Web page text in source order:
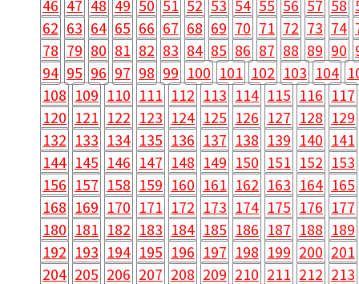
46 47 48 49 50 51 52 53 54 55 56 57 58
62 63 64 65 66 67 68 69 70 71 72 73 74
78 79 80 81 82 83 84 85 86 87 88 89 90
94 95 96 97 98 99 100 101 102 103 104
108 109 110 111 112 113 114 115 116 117
120 121 122 123 124 125 126 127 128 129
132 133 134 135 136 137 138 139 140 141
144 145 146 147 148 149 150 151 152 153
156 157 158 159 160 161 162 163 164 165
168 169 170 171 172 173 174 175 176 177
180 181 182 183 184 185 186 187 188 189
192 193 194 195 196 197 198 199 200 201
204 205 206 207 208 209 210 211 212 213